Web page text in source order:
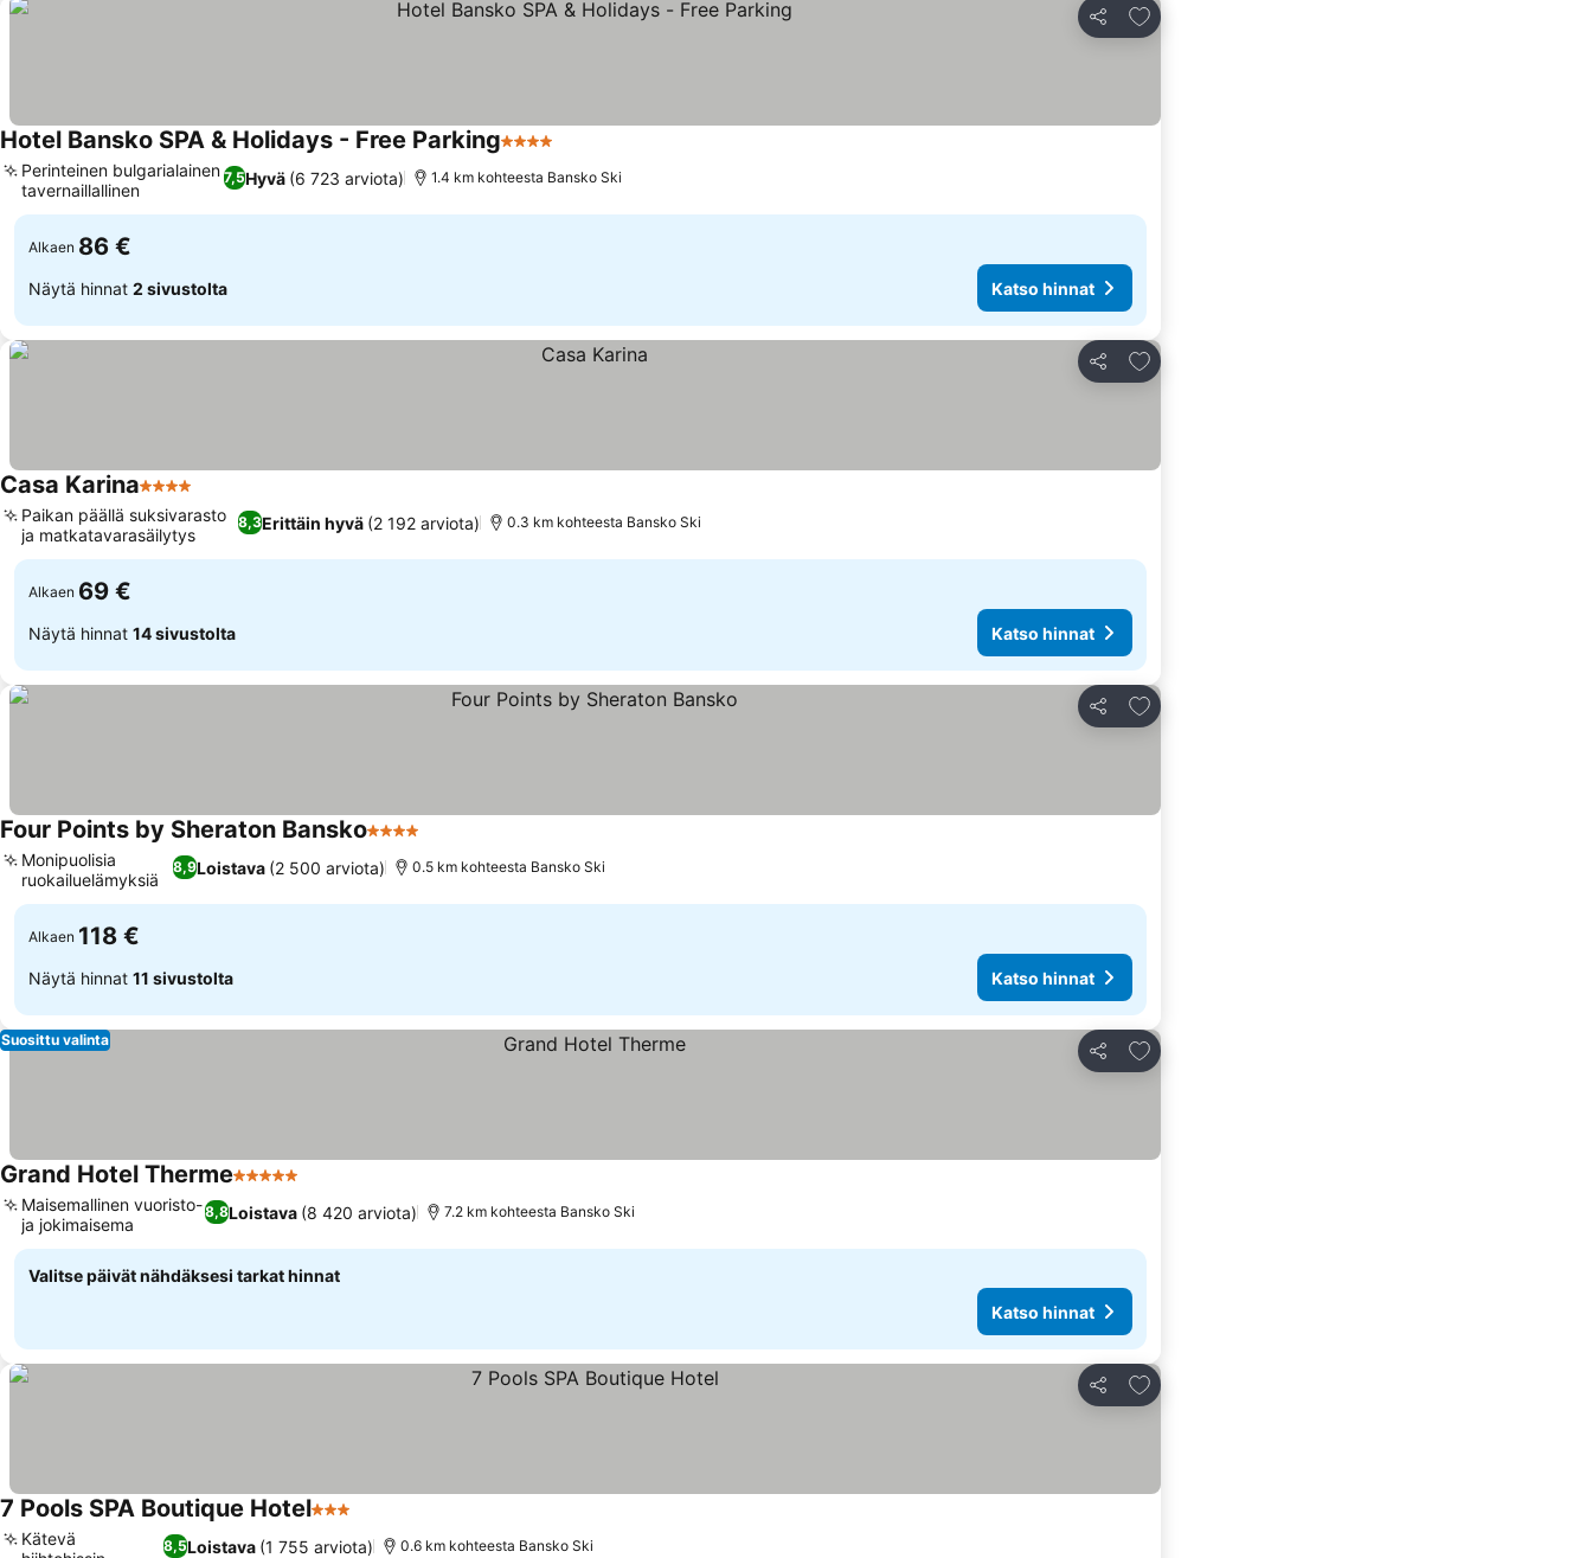
Jaa
Lisää suosikkeihin
Hotel Bansko SPA & Holidays - Free Parking4 Tähtiluokitus
7,5Hyvä (6 723 arviota)
Perinteinen bulgarialainen
tavernaillallinen
1.4 km kohteesta Bansko Ski
Alkaen 86 €
Näytä hinnat 2 sivustolta Katso hinnat
Jaa
Lisää suosikkeihin
Casa Karina4 Tähtiluokitus
8,3Erittäin hyvä (2 192 arviota)
Paikan päällä suksivarasto
ja matkatavarasäilytys
0.3 km kohteesta Bansko Ski
Alkaen 69 €
Näytä hinnat 14 sivustolta Katso hinnat
Jaa
Lisää suosikkeihin
Four Points by Sheraton Bansko4 Tähtiluokitus
8,9Loistava (2 500 arviota)
Monipuolisia
ruokailuelämyksiä
0.5 km kohteesta Bansko Ski
Alkaen 118 €
Näytä hinnat 11 sivustolta Katso hinnat
Jaa
Lisää suosikkeihin
Suosittu valinta
Grand Hotel Therme5 Tähtiluokitus
8,8Loistava (8 420 arviota)
Maisemallinen vuoristo-
ja jokimaisema
7.2 km kohteesta Bansko Ski
Valitse päivät nähdäksesi tarkat hinnat
Katso hinnat
Jaa
Lisää suosikkeihin
7 Pools SPA Boutique Hotel3 Tähtiluokitus
8,5Loistava (1 755 arviota)
Kätevä
0.6 km kohteesta Bansko Ski